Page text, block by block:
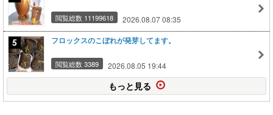
閲覧総数 11199618 2026.08.07 08:35
フロックスのこぼれが発芽してます。
閲覧総数 3389 2026.08.05 19:44
もっと見る